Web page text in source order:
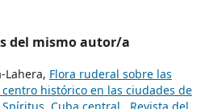
del mismo autor/a
Lahera, Flora ruderal sobre las
histórico en las ciudades de